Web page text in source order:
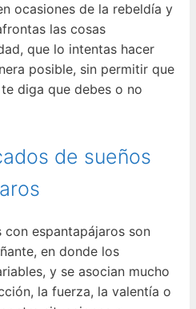
ocasiones de la rebeldía y
las cosas
que lo intentas hacer
posible, sin permitir que
diga que debes o no
de sueños
con espantapájaros son
en donde los
y se asocian mucho
la fuerza, la valentía o